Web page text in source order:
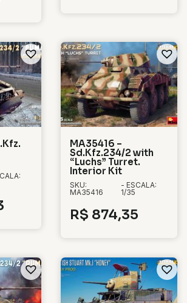
MA35416 –
Sd.Kfz.234/2 with
“Luchs” Turret.
Interior Kit
SKU:
MA35416
- ESCALA:
1/35
R$ 874,35